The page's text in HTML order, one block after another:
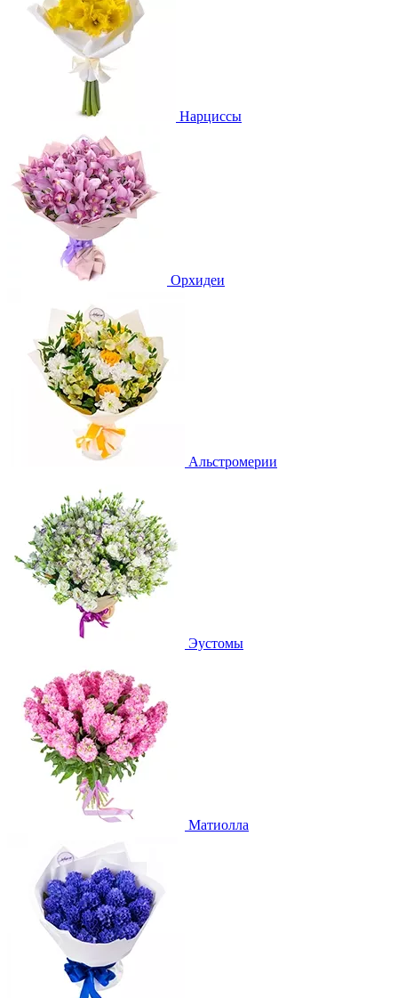
Нарциссы
Орхидеи
Альстромерии
Эустомы
Матиолла